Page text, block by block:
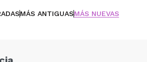
MÁS ANTIGUASMÁS NUEVAS